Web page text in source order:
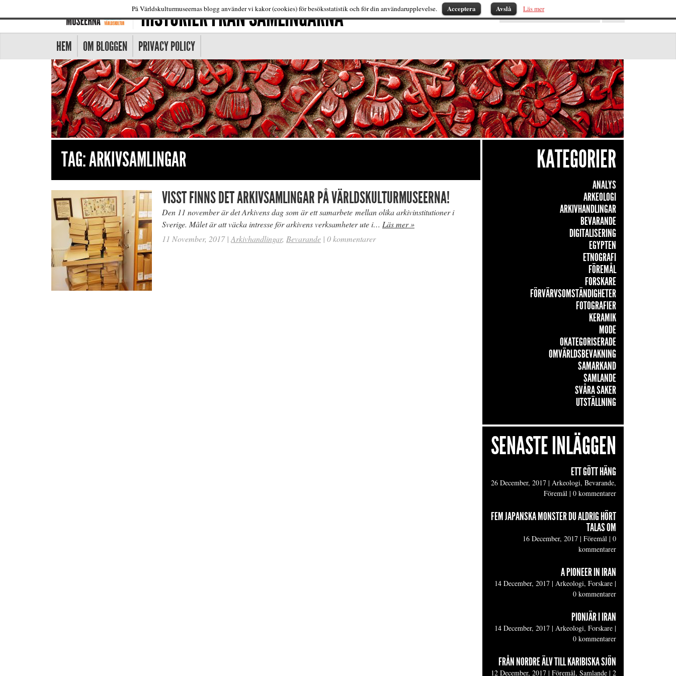
HISTORIER FRÅN SAMLINGARNA
HEM OM BLOGGEN PRIVACY POLICY
TAG:ARKIVSAMLINGAR
VISST FINNS DET ARKIVSAMLINGAR PÅ VÄRLDSKULTURMUSEERNA!
Den 11 november är det Arkivens dag som är ett samarbete mellan olika arkivinstitutioner i
Sverige. Målet är att väcka intresse för arkivens verksamheter ute i… Läs mer »
11 November, 2017 | Arkivhandlingar, Bevarande | 0 kommentarer
KATEGORIER
ANALYS
ARKEOLOGI
ARKIVHANDLINGAR
BEVARANDE
DIGITALISERING
EGYPTEN
ETNOGRAFI
FÖREMÅL
FORSKARE
FÖRVÄRVSOMSTÄNDIGHETER
FOTOGRAFIER
KERAMIK
MODE
OKATEGORISERADE
OMVÄRLDSBEVAKNING
SAMARKAND
SAMLANDE
SVÅRA SAKER
UTSTÄLLNING
SENASTE INLÄGGEN
ETT GÖTT HÄNG
26 December, 2017 | Arkeologi, Bevarande,
Föremål | 0 kommentarer
FEM JAPANSKA MONSTER DU ALDRIG HÖRT
TALAS OM
16 December, 2017 | Föremål | 0
kommentarer
A PIONEER IN IRAN
14 December, 2017 | Arkeologi, Forskare |
0 kommentarer
PIONJÄR I IRAN
14 December, 2017 | Arkeologi, Forskare |
0 kommentarer
FRÅN NORDRE ÄLV TILL KARIBISKA SJÖN
12 December, 2017 | Föremål, Samlande | 2
På Världskulturmuseernas blogg använder vi kakor (cookies) för besöksstatistik och för din användarupplevelse. Acceptera Avslå Läs mer